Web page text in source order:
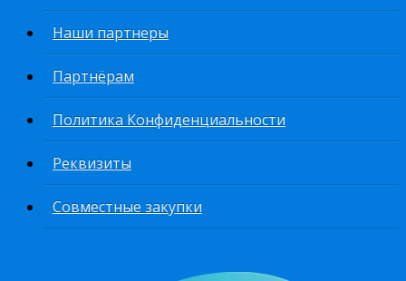
Наши партнеры
Партнёрам
Политика Конфиденциальности
Реквизиты
Совместные закупки